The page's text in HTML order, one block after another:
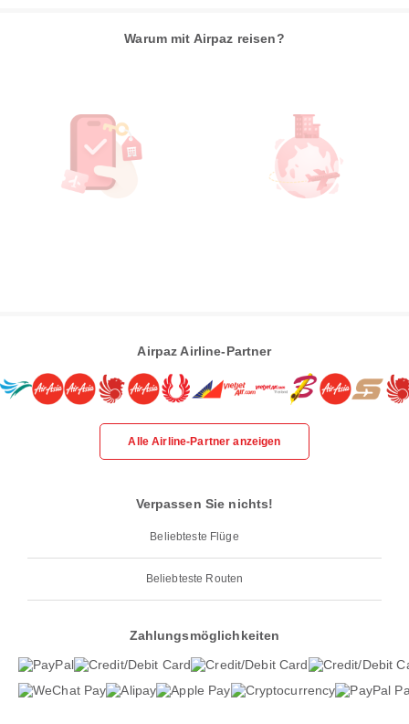
Warum mit Airpaz reisen?
Airpaz Airline-Partner
Alle Airline-Partner anzeigen
Verpassen Sie nichts!
Beliebteste Flüge
Beliebteste Routen
Zahlungsmöglichkeiten